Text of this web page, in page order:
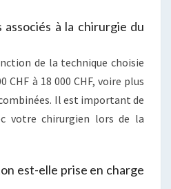
à la chirurgie du
de la technique choisie
CHF à 18 000 CHF, voire plus
Il est important de
votre chirurgien lors de la
est-elle prise en charge